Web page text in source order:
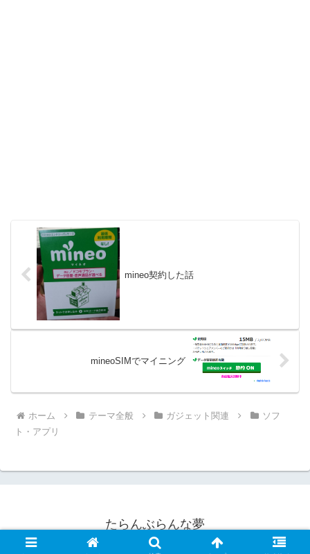
mineo契約した話
mineoSIMでマイニング
ホーム テーマ全般 ガジェット関連
ソフ
ト・アプリ
たらんぶらんな夢
© 2009 たらんぶらんな夢.